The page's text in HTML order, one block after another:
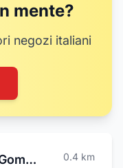
mente?
negozi italiani
Autofficina Centro Gomme Iacovino Bruno 0.4 km